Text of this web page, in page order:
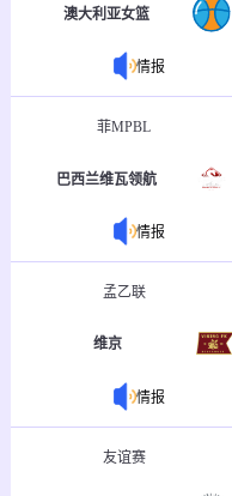
澳大利亚女篮
情报
菲MPBL
巴西兰维瓦领航
情报
孟乙联
维京
情报
友谊赛